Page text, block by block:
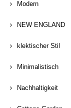
Modern
NEW ENGLAND
klektischer Stil
Minimalistisch
Nachhaltigkeit